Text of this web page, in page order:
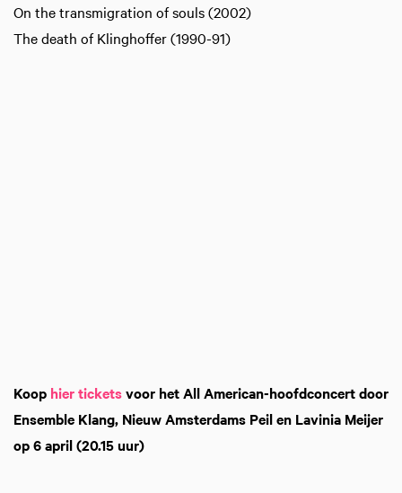
On the transmigration of souls (2002)
The death of Klinghoffer (1990-91)
Koop hier ticketsvoor het All American-hoofdconcert door
Ensemble Klang, Nieuw Amsterdams Peil en Lavinia Meijer
op 6 april (20.15 uur)